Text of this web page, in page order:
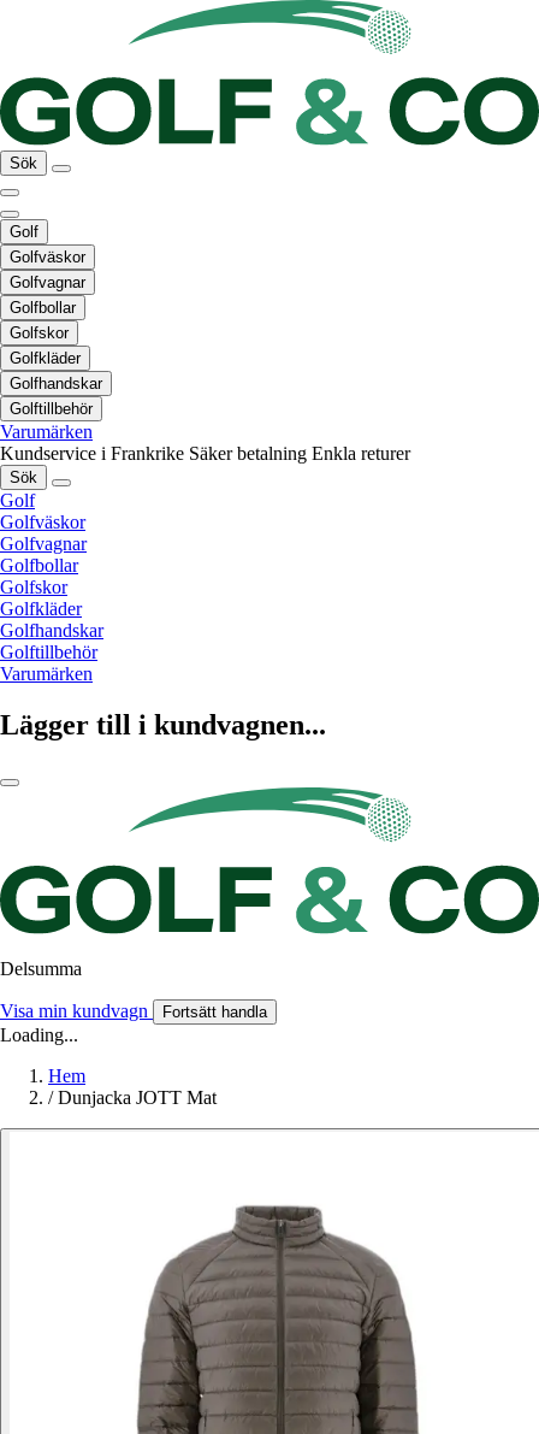
Sök
Golf
Golfväskor
Golfvagnar
Golfbollar
Golfskor
Golfkläder
Golfhandskar
Golftillbehör
Varumärken
Kundservice i Frankrike Säker betalning Enkla returer
Sök
Golf
Golfväskor
Golfvagnar
Golfbollar
Golfskor
Golfkläder
Golfhandskar
Golftillbehör
Varumärken
Lägger till i kundvagnen...
Delsumma
Visa min kundvagn Fortsätt handla
Loading...
Hem
/ Dunjacka JOTT Mat